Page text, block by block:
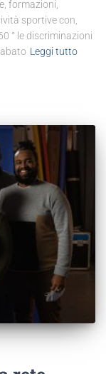
formazioni,
sportive con,
° le discriminazioni
Leggi tutto